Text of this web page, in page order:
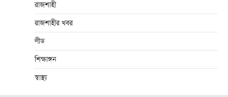
রাজশাহী
রাজশাহীর খবর
লীড
শিক্ষাঙ্গন
স্বাস্থ্য